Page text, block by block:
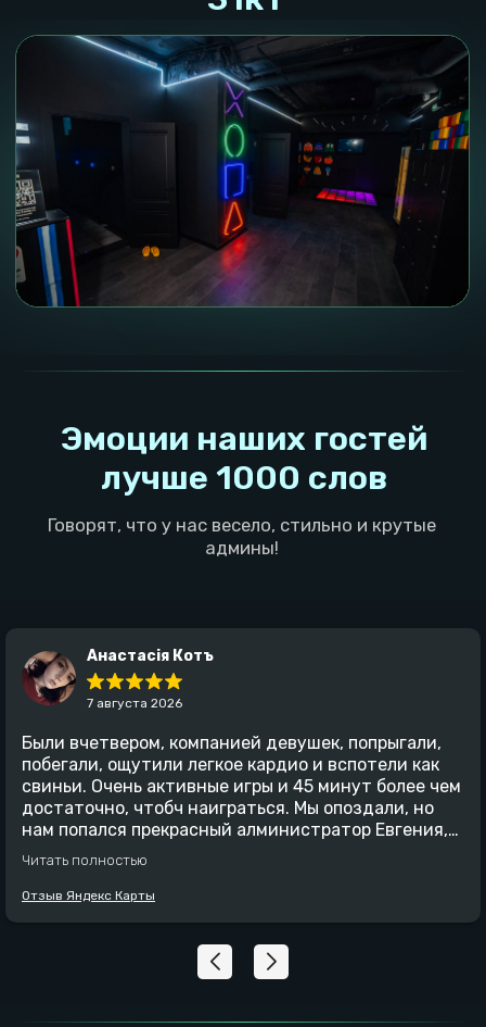
Анастасiя Котъ
7 августа 2026
Были вчетвером, компанией девушек, попрыгали,
побегали, ощутили легкое кардио и вспотели как
свиньи. Очень активные игры и 45 минут более чем
достаточно, чтобч наиграться. Мы опоздали, но
нам попался прекрасный алминистратор Евгения,
благодаря которой мы дождались всех вчастников
Все было круто, обязательно поилем еще
Читать полностью
Отзыв Яндекс Карты